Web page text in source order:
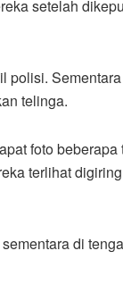
setelah
polisi.
telinga.
foto beberapa
terlihat
di